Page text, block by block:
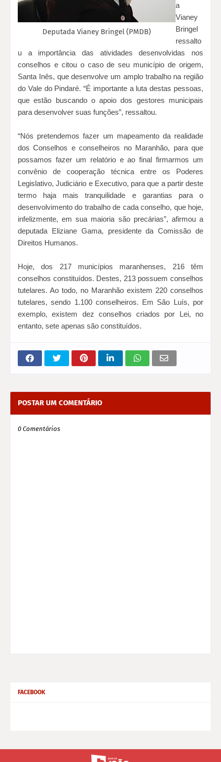
Deputada Vianey Bringel (PMDB)
a
Vianey
Bringel
ressalto
u a importância das atividades desenvolvidas nos
conselhos e citou o caso de seu município de origem,
Santa Inês, que desenvolve um amplo trabalho na região
do Vale do Pindaré. “É importante a luta destas pessoas,
que estão buscando o apoio dos gestores municipais
para desenvolver suas funções”, ressaltou.
“Nós pretendemos fazer um mapeamento da realidade
dos Conselhos e conselheiros no Maranhão, para que
possamos fazer um relatório e ao final firmarmos um
convênio de cooperação técnica entre os Poderes
Legislativo, Judiciário e Executivo, para que a partir deste
termo haja mais tranquilidade e garantias para o
desenvolvimento do trabalho de cada conselho, que hoje,
infelizmente, em sua maioria são precárias”, afirmou a
deputada Eliziane Gama, presidente da Comissão de
Direitos Humanos.
Hoje, dos 217 municípios maranhenses, 216 têm
conselhos constituídos. Destes, 213 possuem conselhos
tutelares. Ao todo, no Maranhão existem 220 conselhos
tutelares, sendo 1.100 conselheiros. Em São Luís, por
exemplo, existem dez conselhos criados por Lei, no
entanto, sete apenas são constituídos.
POSTAR UM COMENTÁRIO
0 Comentários
FACEBOOK